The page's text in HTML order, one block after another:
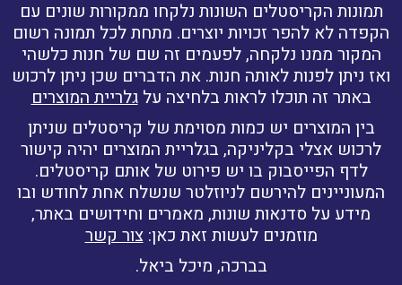
תמונות הקריסטלים השונות נלקחו ממקורות שונים עם
הקפדה לא להפר זכויות יוצרים. מתחת לכל תמונה רשום
המקור ממנו נלקחה, לפעמים זה שם של חנות כלשהי
ואז ניתן לפנות לאותה חנות. את הדברים שכן ניתן לרכוש
באתר זה תוכלו לראות בלחיצה עלגלריית המוצרים
בין המוצרים יש כמות מסוימת של קריסטלים שניתן
לרכוש אצלי בקליניקה, בגלריית המוצרים יהיה קישור
לדף הפייסבוק בו יש פירוט של אותם קריסטלים.
המעוניינים להירשם לניוזלטר שנשלח אחת לחודש ובו
מידע על סדנאות שונות, מאמרים וחידושים באתר,
מוזמנים לעשות זאת כאן:צור קשר
בברכה, מיכל ביאל.